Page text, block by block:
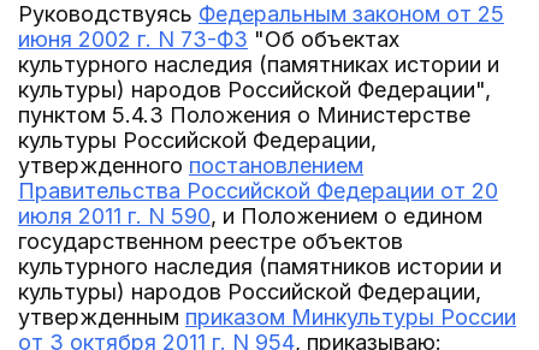
Руководствуясь Федеральным законом от 25
июня 2002 г. N 73-ФЗ "Об объектах
культурного наследия (памятниках истории и
культуры) народов Российской Федерации",
пунктом 5.4.3 Положения о Министерстве
культуры Российской Федерации,
утвержденного постановлением
Правительства Российской Федерации от 20
июля 2011 г. N 590, и Положением о едином
государственном реестре объектов
культурного наследия (памятников истории и
культуры) народов Российской Федерации,
утвержденным приказом Минкультуры России
от 3 октября 2011 г. N 954, приказываю: